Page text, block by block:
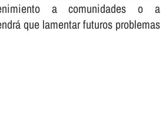
a comunidades o a
que lamentar futuros problemas